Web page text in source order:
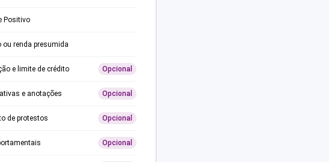
Positivo
ou renda presumida
e limite de crédito Opcional
e anotações Opcional
de protestos Opcional
Opcional